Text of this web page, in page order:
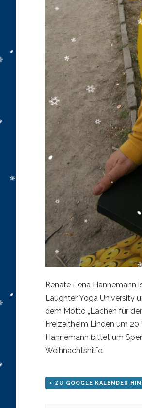
Renate Lena Hannemann
Laughter Yoga University
dem Motto „Lachen für
Freizeitheim Linden um 20
Hannemann bittet um
Weihnachtshilfe.
+ ZU GOOGLE KALENDER